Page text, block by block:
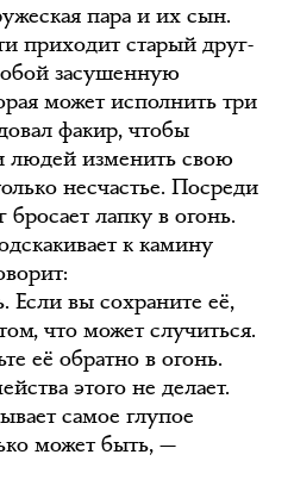
пара и их сын.
приходит старый друг-
засушенную
может исполнить три
факир, чтобы
людей изменить свою
несчастье. Посреди
бросает лапку в огонь.
к камину
Если вы сохраните её,
что может случиться.
её обратно в огонь.
этого не делает.
самое глупое
может быть, —